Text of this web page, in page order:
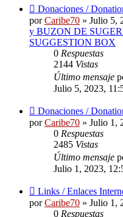
Nuevo
mensaje
Donaciones /
porCaribe70 » Julio 5,
y BUZON DE
SUGGESTION BOX
0 Respuestas
2144 Vistas
Último mensaje
Julio 5, 2023,
Nuevo
mensaje
Donaciones /
porCaribe70 » Julio 1,
0 Respuestas
2485 Vistas
Último mensaje
Julio 1, 2023,
Nuevo
mensaje
Links / Enlaces
porCaribe70 » Julio 1,
0 Respuestas